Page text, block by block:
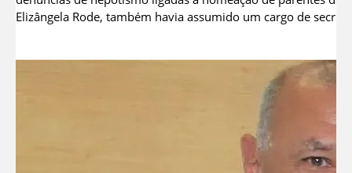
Elizângela Rode, também havia assumido um cargo de